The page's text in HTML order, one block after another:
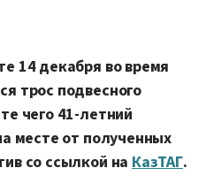
14 декабря во время
трос подвесного
чего 41-летний
месте от полученных
со ссылкой на КазТАГ.